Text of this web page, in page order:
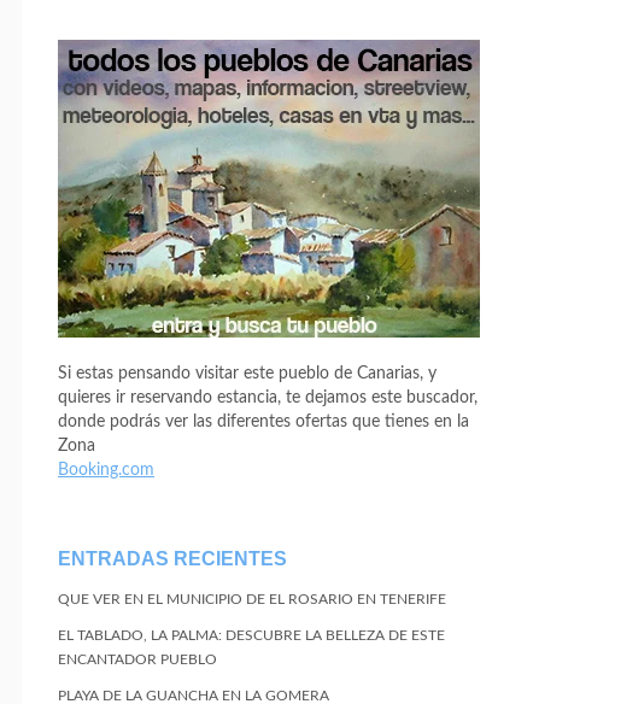
Si estas pensando visitar este pueblo de Canarias, y
quieres ir reservando estancia, te dejamos este buscador,
donde podrás ver las diferentes ofertas que tienes en la
Zona
Booking.com
ENTRADAS RECIENTES
QUE VER EN EL MUNICIPIO DE EL ROSARIO EN TENERIFE
EL TABLADO, LA PALMA: DESCUBRE LA BELLEZA DE ESTE
ENCANTADOR PUEBLO
PLAYA DE LA GUANCHA EN LA GOMERA